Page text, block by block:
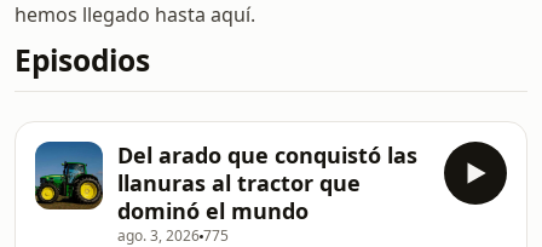
hemos llegado hasta aquí.
Episodios
Del arado que conquistó las
llanuras al tractor que
dominó el mundo
ago. 3, 2026775